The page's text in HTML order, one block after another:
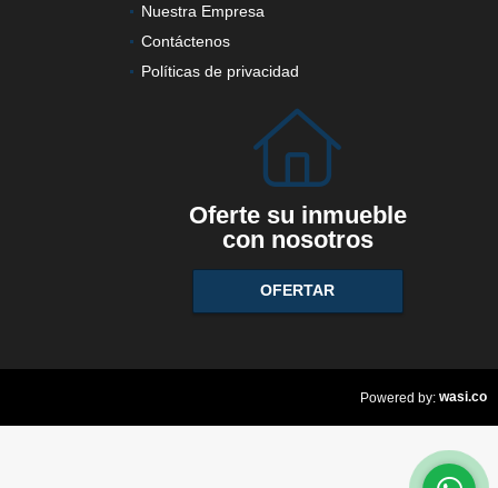
Nuestra Empresa
Contáctenos
Políticas de privacidad
Oferte su inmueble
con nosotros
OFERTAR
Powered by: wasi.co